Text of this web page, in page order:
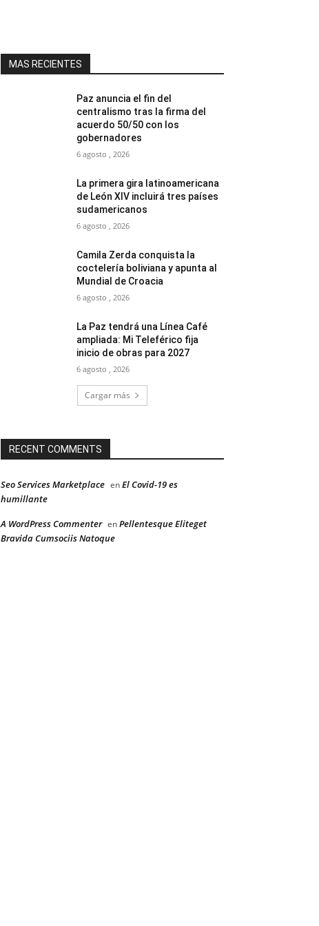
MAS RECIENTES
Paz anuncia el fin del
centralismo tras la firma del
acuerdo 50/50 con los
gobernadores
6 agosto , 2026
La primera gira latinoamericana
de León XIV incluirá tres países
sudamericanos
6 agosto , 2026
Camila Zerda conquista la
coctelería boliviana y apunta al
Mundial de Croacia
6 agosto , 2026
La Paz tendrá una Línea Café
ampliada: Mi Teleférico fija
inicio de obras para 2027
6 agosto , 2026
Cargar más
RECENT COMMENTS
Seo Services Marketplace enEl Covid-19 es
humillante
A WordPress Commenter enPellentesque Eliteget
Bravida Cumsociis Natoque